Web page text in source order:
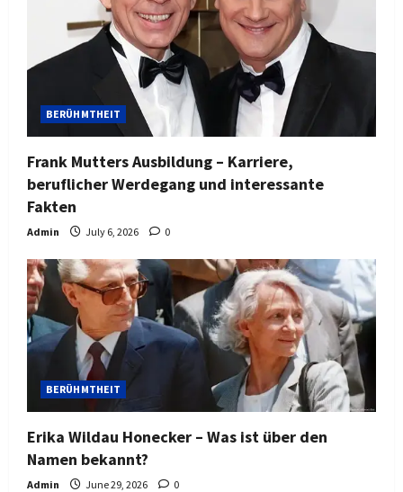
BERÜHMTHEIT
Frank Mutters Ausbildung – Karriere,
beruflicher Werdegang und interessante
Fakten
Admin July 6, 2026 0
BERÜHMTHEIT
Erika Wildau Honecker – Was ist über den
Namen bekannt?
Admin June 29, 2026 0